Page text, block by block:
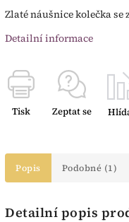
Zlaté náušnice kolečka
Detailní informace
Tisk Zeptat se
Popis Podobné (1)
Detailní popis